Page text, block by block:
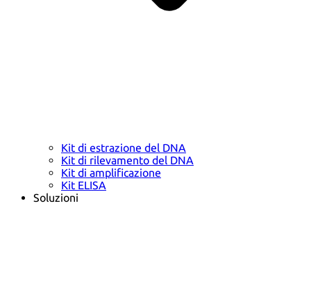
Kit di estrazione del DNA
Kit di rilevamento del DNA
Kit di amplificazione
Kit ELISA
Soluzioni